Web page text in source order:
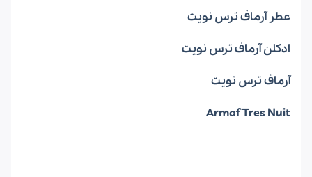
عطر آرماف ترس نویت
ادکلن آرماف ترس نویت
آرماف ترس نویت
Armaf Tres Nuit